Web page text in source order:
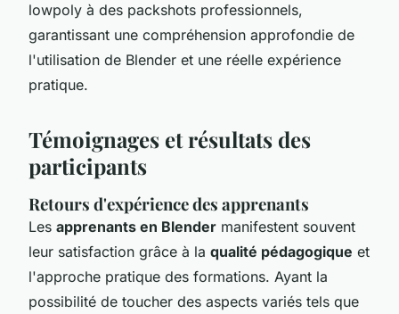
lowpoly à des packshots professionnels,
garantissant une compréhension approfondie de
l'utilisation de Blender et une réelle expérience
pratique.
Témoignages et résultats des
participants
Retours d'expérience des apprenants
Les apprenants en Blender manifestent souvent
leur satisfaction grâce à la qualité pédagogique et
l'approche pratique des formations. Ayant la
possibilité de toucher des aspects variés tels que